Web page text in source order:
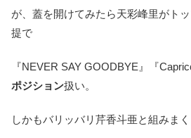
が、蓋を開けてみたら天彩峰里がト
提で
『NEVER SAY GOODBYE』『
ポジション扱い。
しかもバリッバリ芹香斗亜と組みまく